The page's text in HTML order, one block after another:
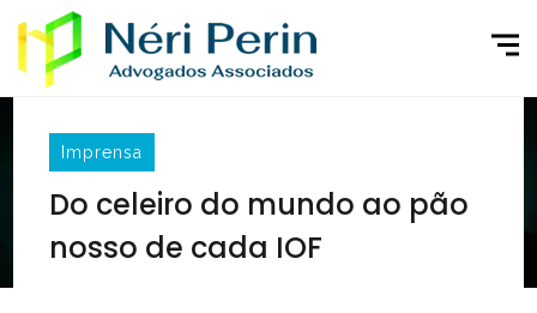
Imprensa
Do celeiro do mundo ao pão
nosso de cada IOF